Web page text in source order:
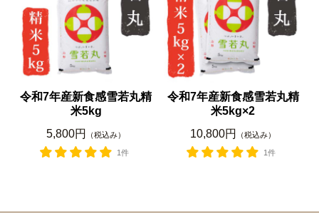
令和7年産新食感雪若丸精
米5kg
5,800円
（税込み）
1件
令和7年産新食感雪若丸精
米5kg×2
10,800円
（税込み）
1件